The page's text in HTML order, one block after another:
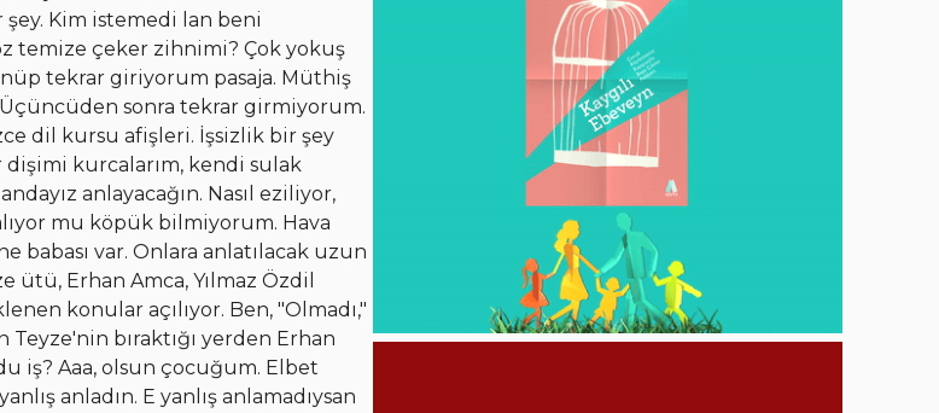
Kim istemedi lan beni
temize çeker zihnimi? Çok yokuş
tekrar giriyorum pasaja. Müthiş
sonra tekrar girmiyorum.
dil kursu afişleri. İşsizlik bir şey
kurcalarım, kendi sulak
anlayacağın. Nasıl eziliyor,
mu köpük bilmiyorum. Hava
babası var. Onlara anlatılacak uzun
Erhan Amca, Yılmaz Özdil
konular açılıyor. Ben, "Olmadı,"
bıraktığı yerden Erhan
iş? Aaa, olsun çocuğum. Elbet
anladın. E yanlış anlamadıysan